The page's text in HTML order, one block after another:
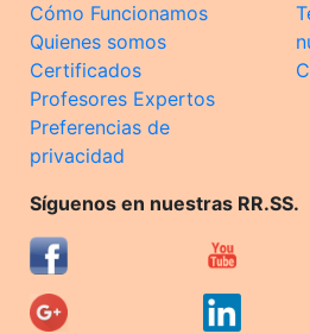
Cómo Funcionamos
Quienes somos
Certificados
Profesores Expertos
Preferencias de
privacidad
Síguenos en nuestras RR.SS.